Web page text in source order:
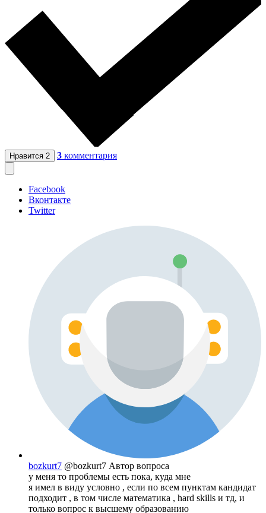
Нравится 2 3 комментария
Facebook
Вконтакте
Twitter
bozkurt7 @bozkurt7 Автор вопроса
у меня то проблемы есть пока, куда мне
я имел в виду условно , если по всем пунктам кандидат
подходит , в том числе математика , hard skills и тд, и
только вопрос к высшему образованию